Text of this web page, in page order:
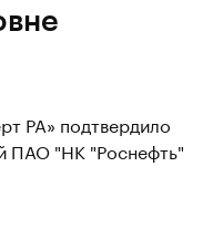
РА» подтвердило
ПАО "НК "Роснефть"